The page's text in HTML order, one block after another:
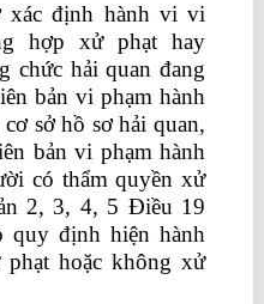
xác định hành vi vi
hợp xử phạt hay
chức hải quan đang
bản vi phạm hành
sở hồ sơ hải quan,
bản vi phạm hành
có thẩm quyền xử
2, 3, 4, 5 Điều 19
quy định hiện hành
hoặc không xử